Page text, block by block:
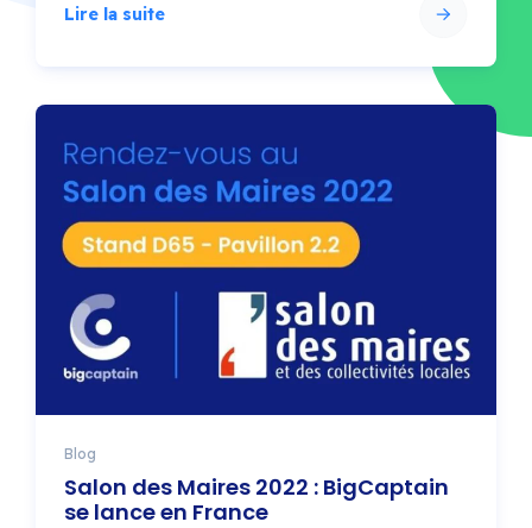
Lire la suite
Blog
Salon des Maires 2022 : BigCaptain
se lance en France